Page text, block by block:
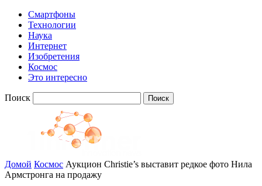
Смартфоны
Технологии
Наука
Интернет
Изобретения
Космос
Это интересно
Поиск
Домой Космос Аукцион Christie’s выставит редкое фото Нила
Армстронга на продажу